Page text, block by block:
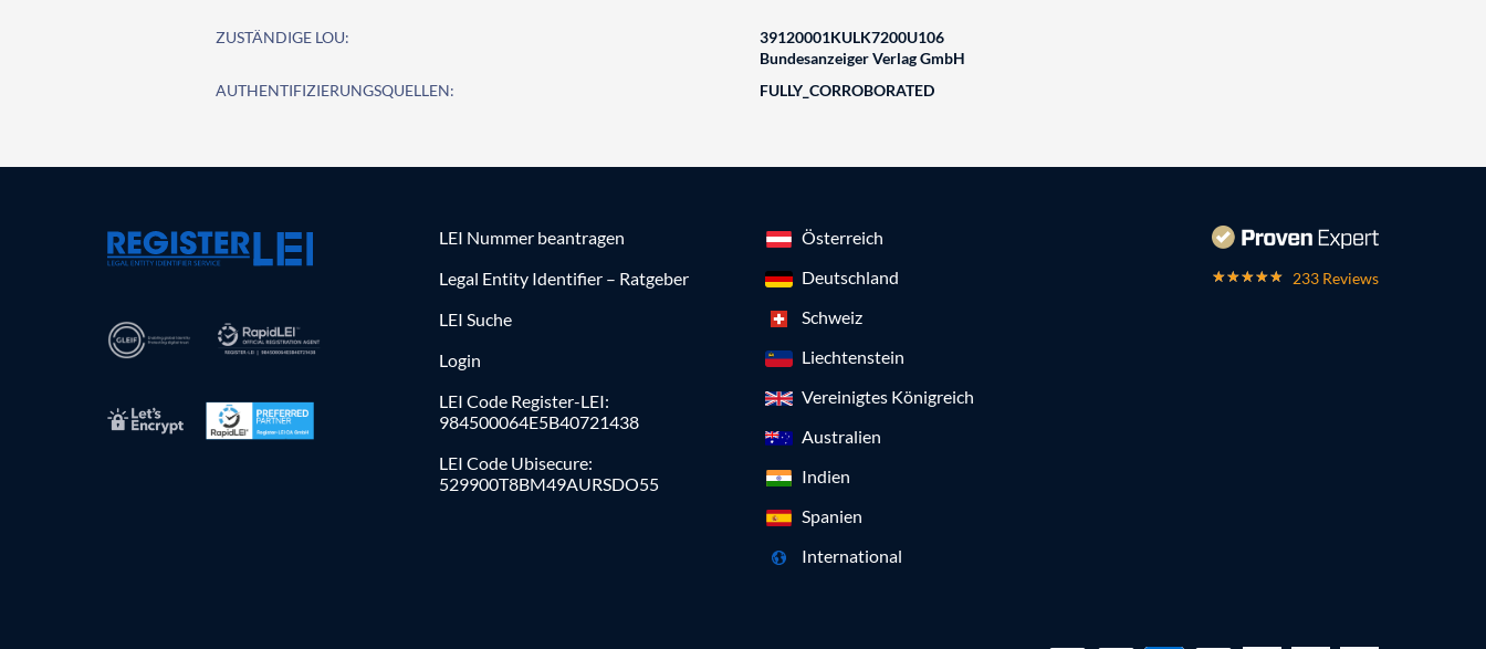
ZUSTÄNDIGE LOU:
39120001KULK7200U106
Bundesanzeiger Verlag GmbH
AUTHENTIFIZIERUNGSQUELLEN:
FULLY_CORROBORATED
LEI Nummer beantragen
Legal Entity Identifier – Ratgeber
LEI Suche
Login
LEI Code Register-LEI:
984500064E5B40721438
LEI Code Ubisecure:
529900T8BM49AURSDO55
Österreich
Deutschland
Schweiz
Liechtenstein
Vereinigtes Königreich
Australien
Indien
Spanien
International
233 Reviews